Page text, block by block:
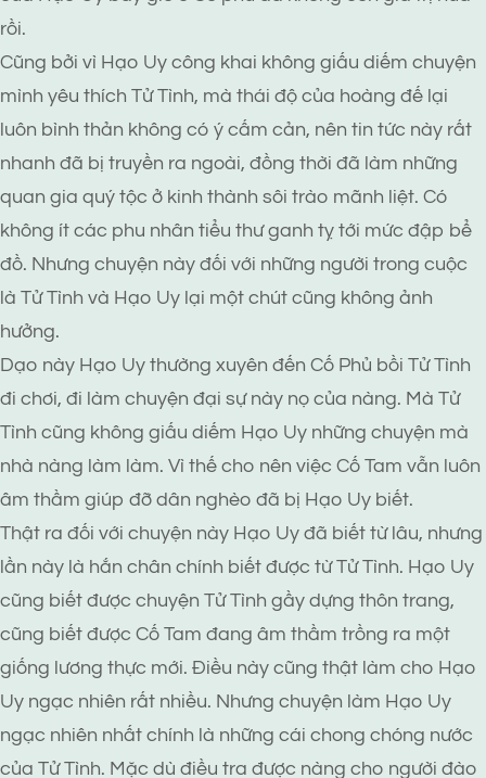
rồi.
Cũng bởi vì Hạo Uy công khai không giấu diếm chuyện
mình yêu thích Tử Tình, mà thái độ của hoàng đế lại
luôn bình thản không có ý cấm cản, nên tin tức này rất
nhanh đã bị truyền ra ngoài, đồng thời đã làm những
quan gia quý tộc ở kinh thành sôi trào mãnh liệt. Có
không ít các phu nhân tiểu thư ganh tỵ tới mức đập bể
đồ. Nhưng chuyện này đối với những người trong cuộc
là Tử Tình và Hạo Uy lại một chút cũng không ảnh
hưởng.
Dạo này Hạo Uy thường xuyên đến Cố Phủ bồi Tử Tình
đi chơi, đi làm chuyện đại sự này nọ của nàng. Mà Tử
Tình cũng không giấu diếm Hạo Uy những chuyện mà
nhà nàng làm làm. Vì thế cho nên việc Cố Tam vẫn luôn
âm thầm giúp đỡ dân nghèo đã bị Hạo Uy biết.
Thật ra đối với chuyện này Hạo Uy đã biết từ lâu, nhưng
lần này là hắn chân chính biết được từ Tử Tình. Hạo Uy
cũng biết được chuyện Tử Tình gầy dựng thôn trang,
cũng biết được Cố Tam đang âm thầm trồng ra một
giống lương thực mới. Điều này cũng thật làm cho Hạo
Uy ngạc nhiên rất nhiều. Nhưng chuyện làm Hạo Uy
ngạc nhiên nhất chính là những cái chong chóng nước
của Tử Tình. Mặc dù điều tra được nàng cho người đào